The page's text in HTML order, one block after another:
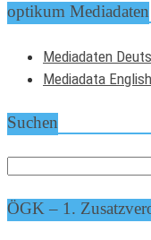
optikum Mediadaten
Mediadaten
Mediadata English
Suchen
ÖGK – 1.